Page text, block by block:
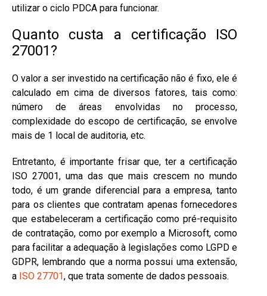
utilizar o ciclo PDCA para funcionar.
Quanto custa a certificação ISO
27001?
O valor a ser investido na certificação não é fixo, ele é
calculado em cima de diversos fatores, tais como:
número de áreas envolvidas no processo,
complexidade do escopo de certificação, se envolve
mais de 1 local de auditoria, etc.
Entretanto, é importante frisar que, ter a certificação
ISO 27001, uma das que mais crescem no mundo
todo, é um grande diferencial para a empresa, tanto
para os clientes que contratam apenas fornecedores
que estabeleceram a certificação como pré-requisito
de contratação, como por exemplo a Microsoft, como
para facilitar a adequação à legislações como LGPD e
GDPR, lembrando que a norma possui uma extensão,
a ISO 27701, que trata somente de dados pessoais.